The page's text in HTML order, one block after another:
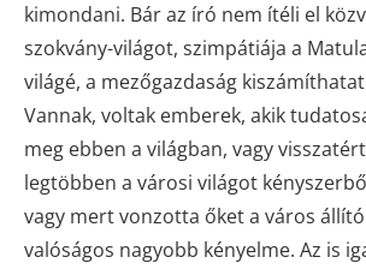
kimondani. Bár az író nem ítéli el
szokvány-világot, szimpátiája a
világé, a mezőgazdaság
Vannak, voltak emberek, akik
meg ebben a világban, vagy
legtöbben a városi világot
vagy mert vonzotta őket a város
valóságos nagyobb kényelme. Az is